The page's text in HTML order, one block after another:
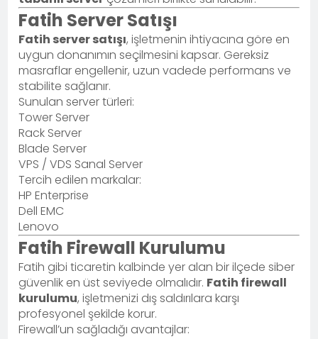
Fatih Server Satışı
Fatih server satışı, işletmenin ihtiyacına göre en
uygun donanımın seçilmesini kapsar. Gereksiz
masraflar engellenir, uzun vadede performans ve
stabilite sağlanır.
Sunulan server türleri:
Tower Server
Rack Server
Blade Server
VPS / VDS Sanal Server
Tercih edilen markalar:
HP Enterprise
Dell EMC
Lenovo
Fatih Firewall Kurulumu
Fatih gibi ticaretin kalbinde yer alan bir ilçede siber
güvenlik en üst seviyede olmalıdır. Fatih firewall
kurulumu, işletmenizi dış saldırılara karşı
profesyonel şekilde korur.
Firewall’un sağladığı avantajlar: